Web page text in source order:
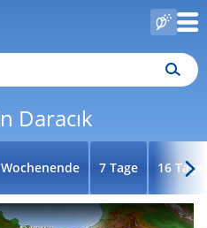
Daracık
Wochenende 7 Tage 16 Tage